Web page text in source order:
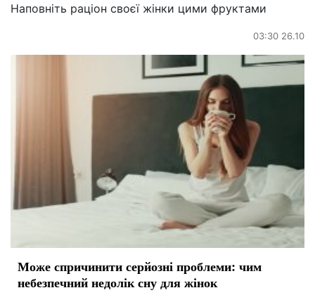
Наповніть раціон своєї жінки цими фруктами
03:30 26.10
Може спричинити серйозні проблеми: чим
небезпечний недолік сну для жінок